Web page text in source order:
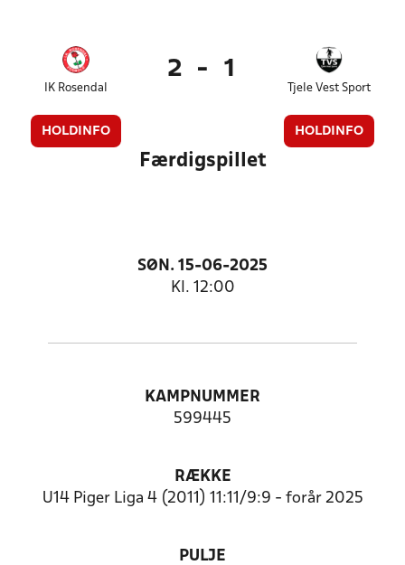
IK Rosendal
HOLDINFO
2 - 1
Tjele Vest Sport
HOLDINFO
Færdigspillet
SØN. 15-06-2025
Kl. 12:00
KAMPNUMMER
599445
RÆKKE
U14 Piger Liga 4 (2011) 11:11/9:9 - forår 2025
PULJE